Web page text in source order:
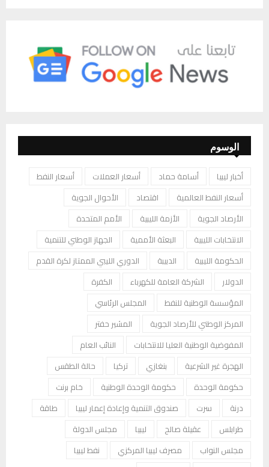
الوسوم
أخبار ليبيا أسامة حماد أسعار العملات
أسعار النفط
أسعار النفط العالمية
اقتصاد
الأحوال الجوية
الأرصاد الجوية
الأزمة الليبية
الأمم المتحدة
الانتخابات الليبية
البعثة الأممية
الجهاز الوطني للتنمية
الحكومة الليبية
الدبيبة
الدوري الليبي الممتاز لكرة القدم
الدولار
الشركة العامة للكهرباء
الكفرة
المؤسسة الوطنية للنفط
المجلس الرئاسي
المركز الوطني للأرصاد الجوية
المشير حفتر
المفوضية الوطنية العليا للانتخابات
النائب العام
الهجرة غير الشرعية
بنغازي تركيا
حالة الطقس
حكومة الوحدة
حكومة الوحدة الوطنية
خام برنت
درنة
سرت صندوق التنمية وإعادة إعمار ليبيا
طاقة
طرابلس
عقيلة صالح ليبيا
مجلس الدولة
مجلس النواب
مصرف ليبيا المركزي
نفط ليبيا